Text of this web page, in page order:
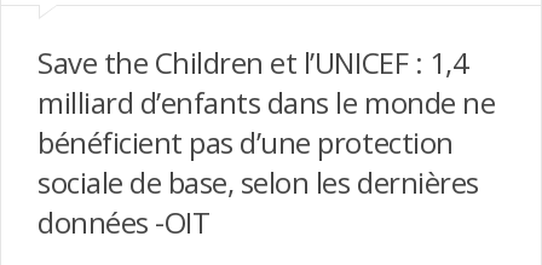
Save the Children et l’UNICEF : 1,4
milliard d’enfants dans le monde ne
bénéficient pas d’une protection
sociale de base, selon les dernières
données -OIT